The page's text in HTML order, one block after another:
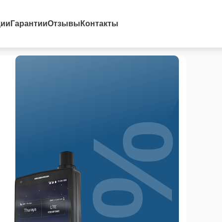
ГарантииОтзывы Контакты